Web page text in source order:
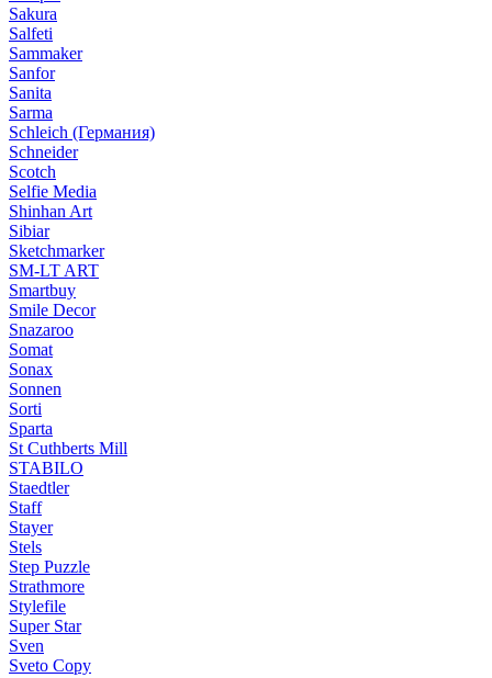
Sakura
Salfeti
Sammaker
Sanfor
Sanita
Sarma
Schleich (Германия)
Schneider
Scotch
Selfie Media
Shinhan Art
Sibiar
Sketchmarker
SM-LT ART
Smartbuy
Smile Decor
Snazaroo
Somat
Sonax
Sonnen
Sorti
Sparta
St Cuthberts Mill
STABILO
Staedtler
Staff
Stayer
Stels
Step Puzzle
Strathmore
Stylefile
Super Star
Sven
Sveto Copy